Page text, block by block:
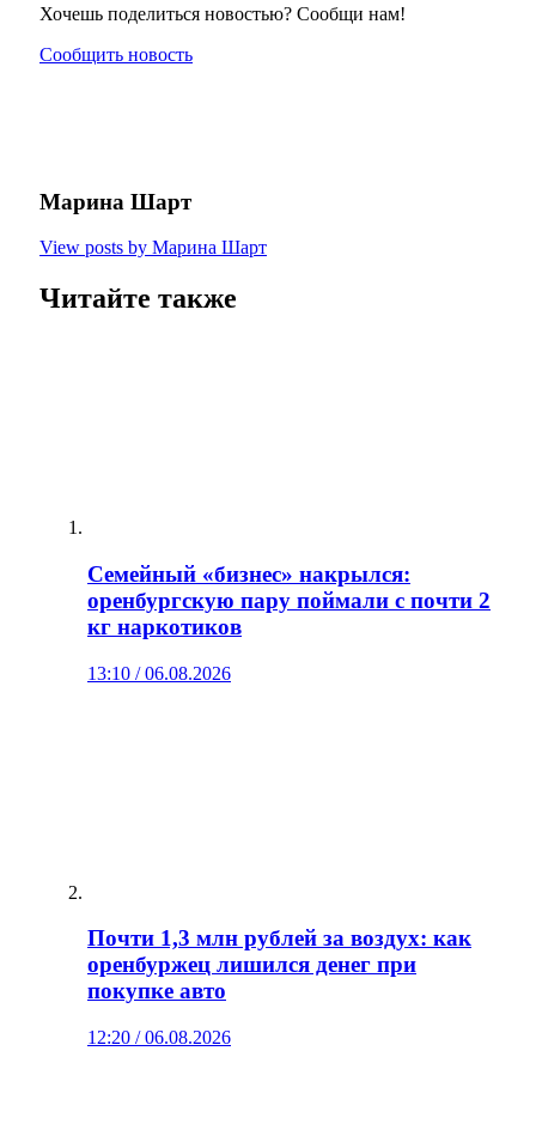
Хочешь поделиться новостью? Сообщи нам!
Сообщить новость
Марина Шарт
View posts by Марина Шарт
Читайте также
Семейный «бизнес» накрылся:
оренбургскую пару поймали с почти 2
кг наркотиков
13:10 / 06.08.2026
Почти 1,3 млн рублей за воздух: как
оренбуржец лишился денег при
покупке авто
12:20 / 06.08.2026